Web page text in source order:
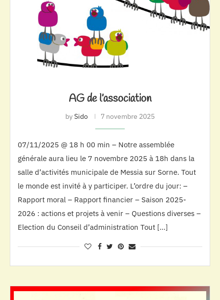
AG de l’association
bySido 7 novembre 2025
07/11/2025 @ 18 h 00 min – Notre assemblée
générale aura lieu le 7 novembre 2025 à 18h dans la
salle d’activités municipale de Messia sur Sorne. Tout
le monde est invité à y participer. L’ordre du jour: –
Rapport moral – Rapport financier – Saison 2025-
2026 : actions et projets à venir – Questions diverses –
Election du Conseil d’administration Tout […]